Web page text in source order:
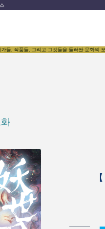
리고 그것들을 둘러싼 문화의 모습 그